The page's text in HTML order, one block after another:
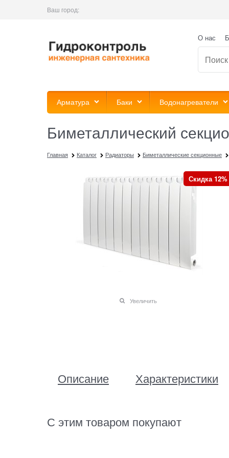
Ваш город:
О нас
Арматура Баки Водонагреватели
Биметаллический
Главная Каталог Радиаторы Биметаллические секционные
Скидка 12%
Увеличить
Описание Характеристики
С этим товаром покупают